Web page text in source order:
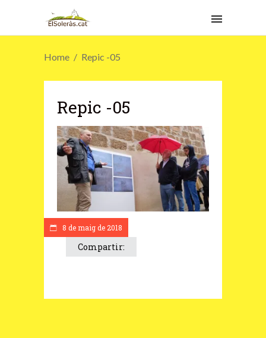
Home Repic -05
8 de maig de 2018
Repic -05
Compartir: